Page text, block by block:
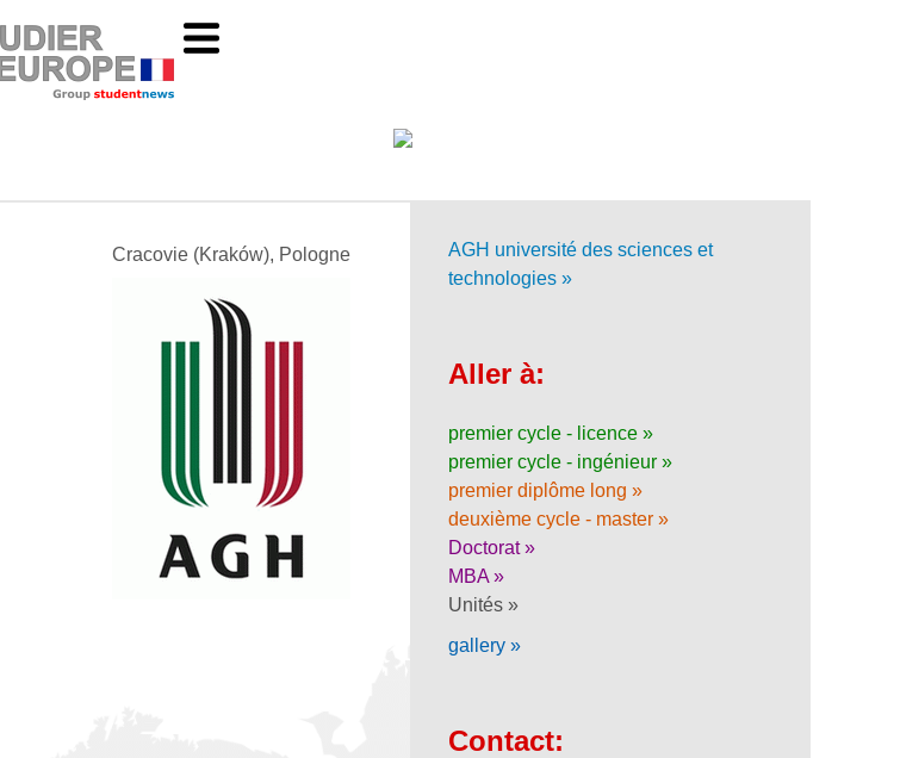
Cracovie (Kraków), Pologne
AGH université des sciences et
technologies »
Aller à:
premier cycle - licence »
premier cycle - ingénieur »
premier diplôme long »
deuxième cycle - master »
Doctorat »
MBA »
Unités »
gallery »
Contact: